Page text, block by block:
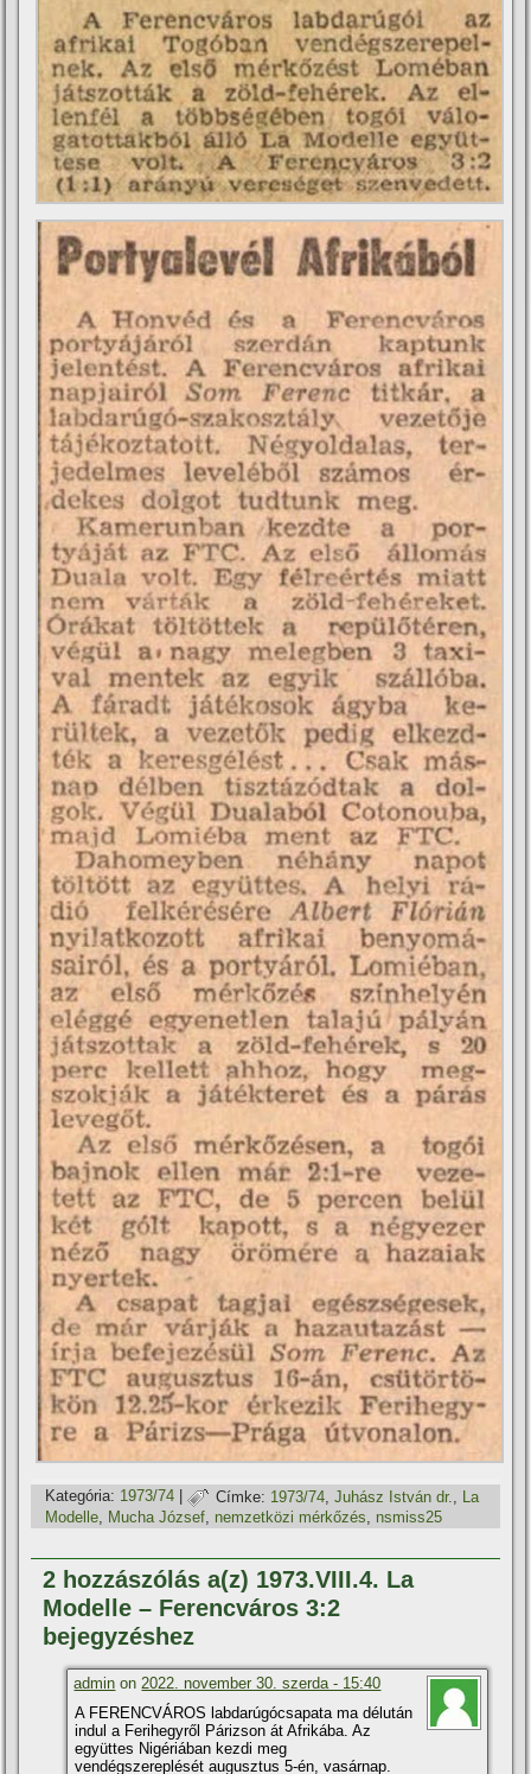
Kategória: 1973/74 | Címke: 1973/74 ,Juhász István dr.
La
Modelle, Mucha József, nemzetközi mérkőzés, nsmiss25
2 hozzászólás a(z) 1973.VIII.4. La
Modelle – Ferencváros 3:2
bejegyzéshez
admin on2022. november 30. szerda - 15:40
A FERENCVÁROS labdarúgócsapata ma délután
indul a Ferihegyről Párizson át Afrikába. Az
együttes Nigériában kezdi meg
vendégszereplését augusztus 5-én, vasárnap.